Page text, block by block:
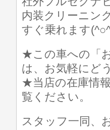
内装クリーニン
すぐ乗れます
★この車への「
は、お気軽にど
★当店の在庫情
覧ください。
スタッフ一同、